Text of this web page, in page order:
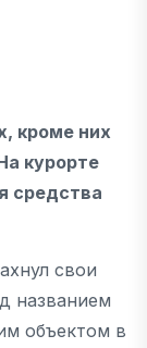
кроме них
курорте
средства
свои
названием
объектом в